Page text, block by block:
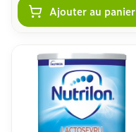
Ajouter au panier